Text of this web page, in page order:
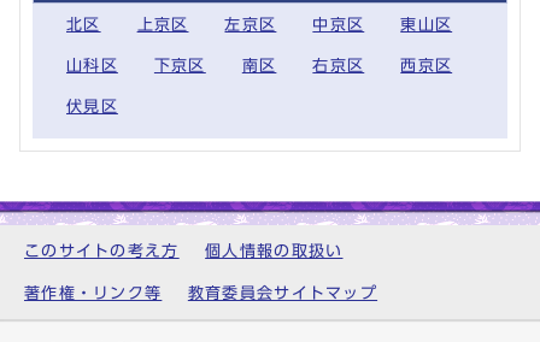
北区 上京区 左京区 中京区 東山区
山科区 下京区 南区 右京区 西京区
伏見区
このサイトの考え方 個人情報の取扱い
著作権・リンク等 教育委員会サイトマップ